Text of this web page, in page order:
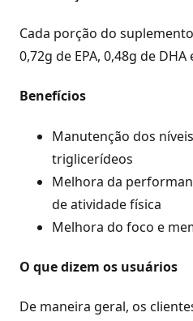
Cada porção do
0,72g de EPA, 0,48g de
Benefícios
Manutenção dos
triglicerídeos
Melhora da
de atividade física
Melhora do foco e
O que dizem os usuários
De maneira geral, os